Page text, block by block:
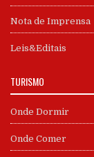
Nota de Imprensa
Leis&Editais
TURISMO
Onde Dormir
Onde Comer